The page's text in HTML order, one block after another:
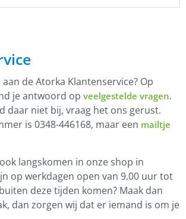
de Atorka Klantenservice? Op
je antwoord op veelgestelde vragen.
daar niet bij, vraag het ons gerust.
is 0348-446168, maar een mailtje
langskomen in onze shop in
op werkdagen open van 9.00 uur tot
deze tijden komen? Maak dan
dan zorgen wij dat er iemand is om je